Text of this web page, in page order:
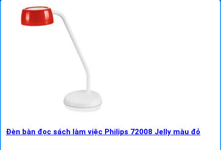
Đèn bàn đọc sách làm việc Philips 72008 Jelly màu đỏ